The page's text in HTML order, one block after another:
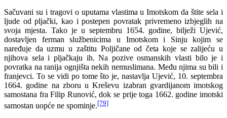
Sačuvani su i tragovi o uputama vlastima u Imotskom da štite sela i
ljude od pljački, kao i postepen povratak privremeno izbjeglih na
svoja mjesta. Tako je u septembru 1654. godine, bilježi Ujević,
dostavljen ferman službenicima u Imotskom i Sinju kojim se
naređuje da uzmu u zaštitu Poljičane od četa koje se zalijeću u
njihova sela i pljačkaju ih. Na pozive osmanskih vlasti bilo je i
povratka na ranija ognjišta nekih nemuslimana. Među njima su bili i
franjevci. To se vidi po tome što je, nastavlja Ujević, 10. septembra
1664. godine na zboru u Kreševu izabran gvardijanom imotskog
samostana fra Filip Runović, dok se prije toga 1662. godine imotski
samostan uopće ne spominje.[79]